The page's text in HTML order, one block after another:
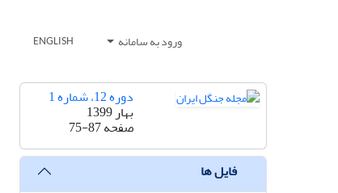
ورود به سامانه ENGLISH
دوره 12، شماره 1
بهار 1399
صفحه75-87
فایل ها